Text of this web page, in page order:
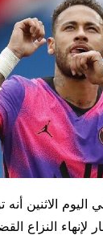
اليوم الاثنين
لإنهاء النزاع